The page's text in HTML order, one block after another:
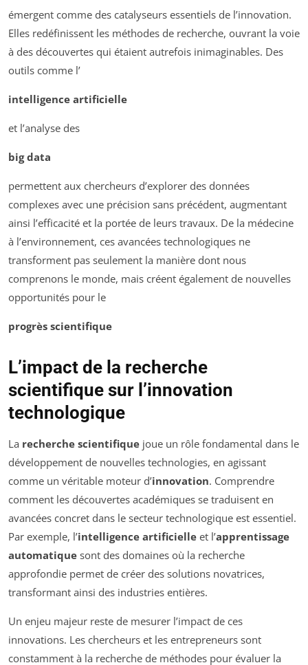
émergent comme des catalyseurs essentiels de l’innovation.
Elles redéfinissent les méthodes de recherche, ouvrant la voie
à des découvertes qui étaient autrefois inimaginables. Des
outils comme l’
intelligence artificielle
et l’analyse des
big data
permettent aux chercheurs d’explorer des données
complexes avec une précision sans précédent, augmentant
ainsi l’efficacité et la portée de leurs travaux. De la médecine
à l’environnement, ces avancées technologiques ne
transforment pas seulement la manière dont nous
comprenons le monde, mais créent également de nouvelles
opportunités pour le
progrès scientifique
L’impact de la recherche
scientifique sur l’innovation
technologique
La recherche scientifique joue un rôle fondamental dans le
développement de nouvelles technologies, en agissant
comme un véritable moteur d’innovation. Comprendre
comment les découvertes académiques se traduisent en
avancées concret dans le secteur technologique est essentiel.
Par exemple, l’intelligence artificielle et l’apprentissage
automatique sont des domaines où la recherche
approfondie permet de créer des solutions novatrices,
transformant ainsi des industries entières.
Un enjeu majeur reste de mesurer l’impact de ces
innovations. Les chercheurs et les entrepreneurs sont
constamment à la recherche de méthodes pour évaluer la